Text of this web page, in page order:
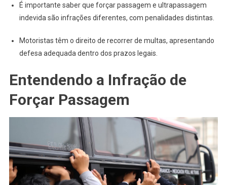
É importante saber que forçar passagem e ultrapassagem
indevida são infrações diferentes, com penalidades distintas.
Motoristas têm o direito de recorrer de multas, apresentando
defesa adequada dentro dos prazos legais.
Entendendo a Infração de
Forçar Passagem